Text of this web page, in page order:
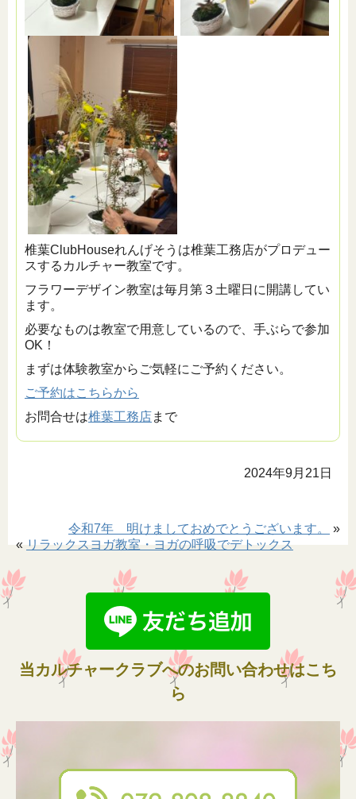
椎葉ClubHouseれんげそうは椎葉工務店がプロデュー
スするカルチャー教室です。
フラワーデザイン教室は毎月第３土曜日に開講してい
ます。
必要なものは教室で用意しているので、手ぶらで参加
OK！
まずは体験教室からご気軽にご予約ください。
ご予約はこちらから
お問合せは椎葉工務店まで
2024年9月21日
令和7年 明けましておめでとうございます。
»
« リラックスヨガ教室・ヨガの呼吸でデトックス
当カルチャークラブへのお問い合わせはこち
ら